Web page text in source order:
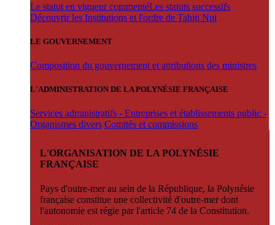
Le statut en vigueur commentéLes statuts successifs
Découvrir les Institutions et l'ordre de Tahiti Nui
LE GOUVERNEMENT
Composition du gouvernement et attributions des ministres
L'ADMINISTRATION DE LA POLYNÉSIE FRANÇAISE
Services administratifs - Entreprises et établissements public -
Organismes divers Comités et commissions
L'ORGANISATION DE LA POLYNÉSIE
FRANÇAISE
Pays d'outre-mer au sein de la République, la Polynésie
française constitue une collectivité d'outre-mer dont
l'autonomie est régie par l'article 74 de la Constitution.